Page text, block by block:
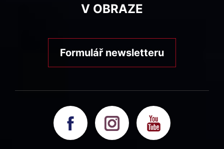
V OBRAZE
Formulář newsletteru